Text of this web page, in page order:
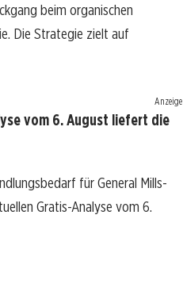
beim organischen
Die Strategie zielt auf
Anzeige
vom 6. August liefert die
für General Mills-
Gratis-Analyse vom 6.